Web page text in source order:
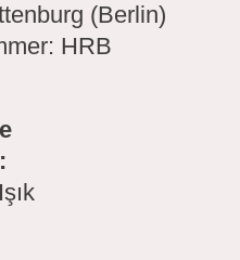
(Berlin)
HRB